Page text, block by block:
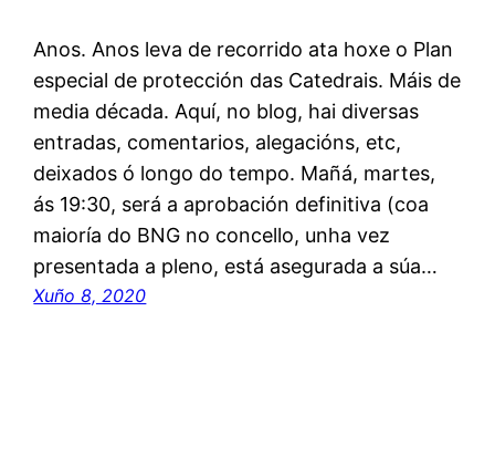
Anos. Anos leva de recorrido ata hoxe o Plan
especial de protección das Catedrais. Máis de
media década. Aquí, no blog, hai diversas
entradas, comentarios, alegacións, etc,
deixados ó longo do tempo. Mañá, martes,
ás 19:30, será a aprobación definitiva (coa
maioría do BNG no concello, unha vez
presentada a pleno, está asegurada a súa…
Xuño 8, 2020